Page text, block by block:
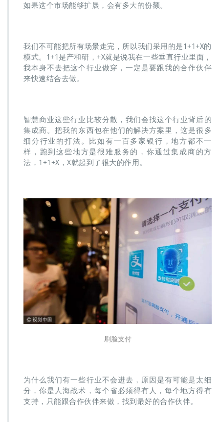
如果这个市场能够扩展，会有多大的份额。
我们不可能把所有场景走完，所以我们采用的是1+1+X的
模式。1+1是产和研，+X就是说我在一些垂直行业里面，
我本身不去把这个行业做穿，一定是要跟我的合作伙伴
来快速结合去做。
智慧商业这些行业比较分散，我们会找这个行业背后的
集成商。把我的东西包在他们的解决方案里，这是很多
细分行业的打法。比如有一百多家银行，地方都不一
样，跑到这些地方是很难服务的，你通过集成商的方
法，1+1+X，X就起到了很大的作用。
刷脸支付
为什么我们有一些行业不会进去，原因是有可能是太细
分，你是人海战术，每个省必须得有人，每个地方得有
支持，只能跟合作伙伴来做，找到最好的合作伙伴。